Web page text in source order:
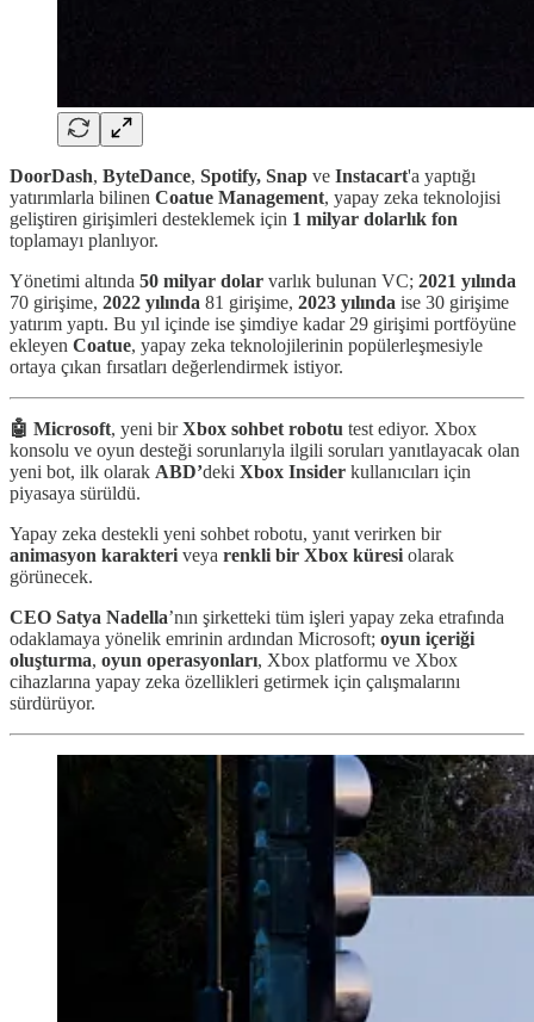
DoorDash, ByteDance, Spotify, Snap ve Instacart'a yaptığı
yatırımlarla bilinen Coatue Management, yapay zeka teknolojisi
geliştiren girişimleri desteklemek için 1 milyar dolarlık fon
toplamayı planlıyor.
Yönetimi altında 50 milyar dolar varlık bulunan VC; 2021 yılında
70 girişime, 2022 yılında 81 girişime, 2023 yılında ise 30 girişime
yatırım yaptı. Bu yıl içinde ise şimdiye kadar 29 girişimi portföyüne
ekleyen Coatue, yapay zeka teknolojilerinin popülerleşmesiyle
ortaya çıkan fırsatları değerlendirmek istiyor.
🤖 Microsoft, yeni birXbox sohbet robotu test ediyor. Xbox
konsolu ve oyun desteği sorunlarıyla ilgili soruları yanıtlayacak olan
yeni bot, ilk olarak ABD’deki Xbox Insider kullanıcıları için
piyasaya sürüldü.
Yapay zeka destekli yeni sohbet robotu, yanıt verirken bir
animasyon karakteri veya renkli bir Xbox küresi olarak
görünecek.
CEO Satya Nadella’nın şirketteki tüm işleri yapay zeka etrafında
odaklamaya yönelik emrinin ardından Microsoft; oyun içeriği
oluşturma, oyun operasyonları, Xbox platformu ve Xbox
cihazlarına yapay zeka özellikleri getirmek için çalışmalarını
sürdürüyor.